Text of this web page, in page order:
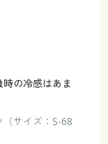
の冷感はあま
サイズ：S-68